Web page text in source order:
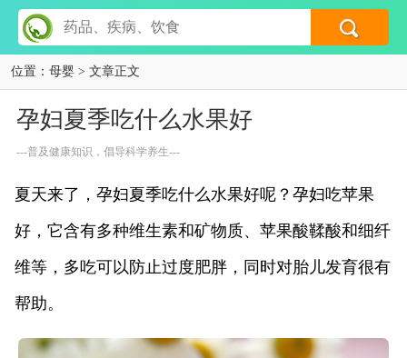
位置： 母婴 > 文章正文
孕妇夏季吃什么水果好
---普及健康知识，倡导科学养生---
夏天来了，孕妇夏季吃什么水果好呢？孕妇吃苹果
好，它含有多种维生素和矿物质、苹果酸鞣酸和细纤
维等，多吃可以防止过度肥胖，同时对胎儿发育很有
帮助。